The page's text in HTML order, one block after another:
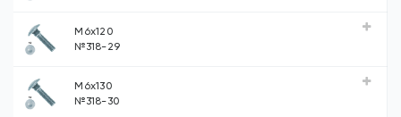
М6х120
№318-29
М6х130
№318-30